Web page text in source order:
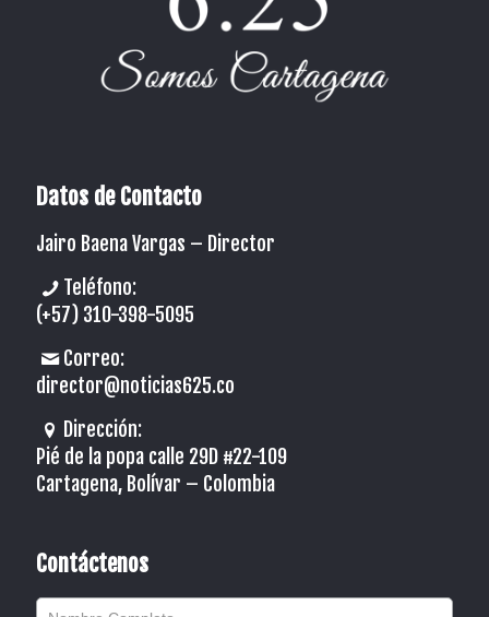
Datos de Contacto
Jairo Baena Vargas – Director
Teléfono:
(+57) 310-398-5095
Correo:
director@noticias625.co
Dirección:
Pié de la popa calle 29D #22-109
Cartagena, Bolívar – Colombia
Contáctenos